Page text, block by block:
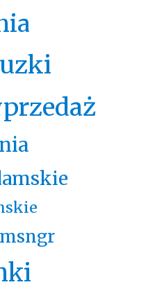
msngr